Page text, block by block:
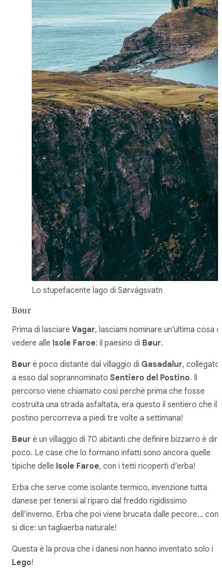
Lo stupefacente lago di Sørvágsvatn
Bøur
Prima di lasciare Vagar, lasciami nominare un’ultima cosa
vedere alle Isole Faroe: il paesino di Bøur.
Bøur è poco distante dal villaggio di Gasadalur, collegato
a esso dal soprannominato Sentiero del Postino. Il
percorso viene chiamato così perchè prima che fosse
costruita una strada asfaltata, era questo il sentiero che il
postino percorreva a piedi tre volte a settimana!
Bøur è un villaggio di 70 abitanti che definire bizzarro è dire
poco. Le case che lo formano infatti sono ancora quelle
tipiche delle Isole Faroe, con i tetti ricoperti d’erba!
Erba che serve come isolante termico, invenzione tutta
danese per tenersi al riparo dal freddo rigidissimo
dell’inverno. Erba che poi viene brucata dalle pecore…
si dice: un tagliaerba naturale!
Questa è la prova che i danesi non hanno inventato solo i
Lego!